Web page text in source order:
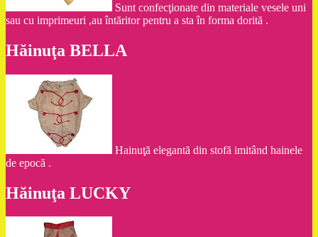
Sunt confecţionate din materiale vesele uni
sau cu imprimeuri ,au întăritor pentru a sta în forma dorită .
Hăinuţa BELLA
Hainuţă elegantă din stofă imitând hainele
de epocă .
Hăinuţa LUCKY